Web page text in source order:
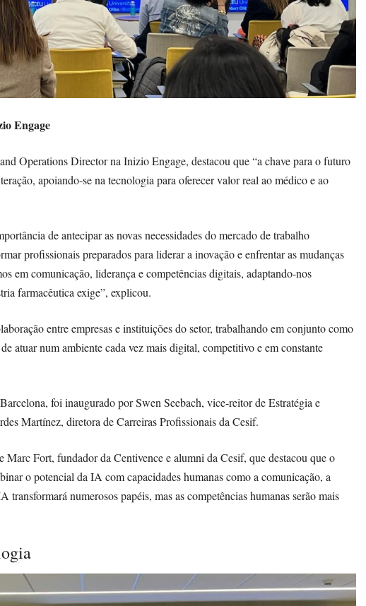
Engage
Operations Director na Inizio Engage, destacou que “a chave para o futuro
apoiando-se na tecnologia para oferecer valor real ao médico e ao
de antecipar as novas necessidades do mercado de trabalho
profissionais preparados para liderar a inovação e enfrentar as mudanças
em comunicação, liderança e competências digitais, adaptando-nos
farmacêutica exige”, explicou.
entre empresas e instituições do setor, trabalhando em conjunto como
atuar num ambiente cada vez mais digital, competitivo e em constante
foi inaugurado por Swen Seebach, vice-reitor de Estratégia e
Martínez, diretora de Carreiras Profissionais da Cesif.
Fort, fundador da Centivence e alumni da Cesif, que destacou que o
o potencial da IA com capacidades humanas como a comunicação, a
numerosos papéis, mas as competências humanas serão mais